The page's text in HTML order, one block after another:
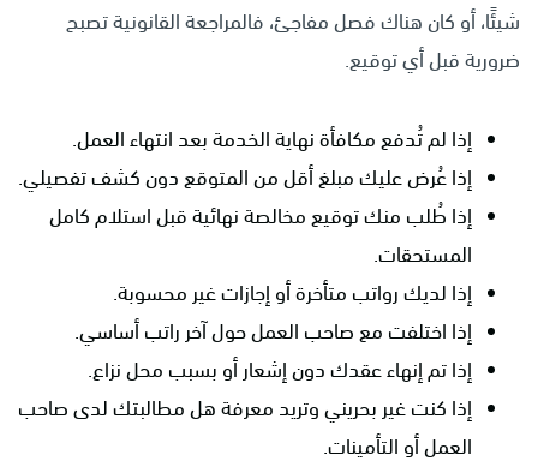
شيئًا، أو كان هناك فصل مفاجئ، فالمراجعة القانونية تصبح
ضرورية قبل أي توقيع.
إذا لم تُدفع مكافأة نهاية الخدمة بعد انتهاء العمل.
إذا عُرض عليك مبلغ أقل من المتوقع دون كشف تفصيلي.
إذا طُلب منك توقيع مخالصة نهائية قبل استلام كامل
المستحقات.
إذا لديك رواتب متأخرة أو إجازات غير محسوبة.
إذا اختلفت مع صاحب العمل حول آخر راتب أساسي.
إذا تم إنهاء عقدك دون إشعار أو بسبب محل نزاع.
إذا كنت غير بحريني وتريد معرفة هل مطالبتك لدى صاحب
العمل أو التأمينات.